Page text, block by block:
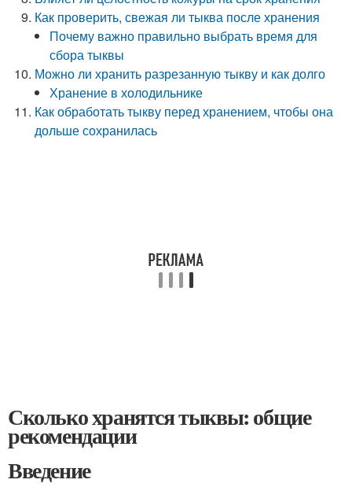
Как проверить, свежая ли тыква после хранения
Почему важно правильно выбрать время для
сбора тыквы
Можно ли хранить разрезанную тыкву и как долго
Хранение в холодильнике
Как обработать тыкву перед хранением, чтобы она
дольше сохранилась
Сколько хранятся тыквы: общие
рекомендации
Введение